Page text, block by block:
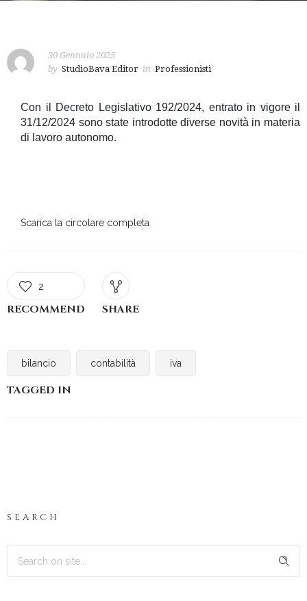
30 Gennaio 2025
by StudioBava Editor in Professionisti
Con il Decreto Legislativo 192/2024, entrato in vigore il
31/12/2024 sono state introdotte diverse novità in materia
di lavoro autonomo.
Scarica la circolare completa
2
RECOMMEND SHARE
bilancio contabilità iva
TAGGED IN
SEARCH